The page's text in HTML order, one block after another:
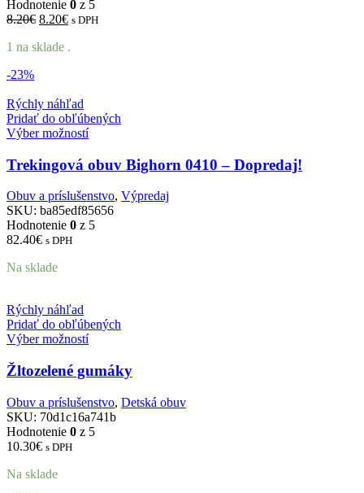
Hodnotenie 0 z 5
8.20€ Pôvodná
bola:
8.20€Aktuálna
je:
s DPH
1 na sklade .
-23%
Rýchly náhľad
Pridať do obľúbených
Výber možností
Trekingová obuv Bighorn 0410 – Dopredaj!
Obuv a príslušenstvo, Výpredaj
SKU: ba85edf85656
Hodnotenie 0 z 5
82.40€ s DPH
Na sklade
Rýchly náhľad
Pridať do obľúbených
Výber možností
Žltozelené gumáky
Obuv a príslušenstvo, Detská obuv
SKU: 70d1c16a741b
Hodnotenie 0 z 5
10.30€ s DPH
Na sklade